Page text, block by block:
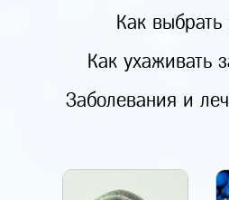
Как выбрать
Как ухаживать
Заболевания и